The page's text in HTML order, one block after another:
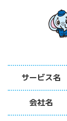
サービス名
会社名